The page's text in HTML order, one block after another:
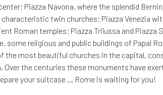
И УСЛУГ
Бронируй эту
Piazza Navona, where the splendid
twin churches; Piazza Venezia
Roman temples; Piazza Trilussa and Piazza
religious and public buildings of Papal
the most beautiful churches in the capital,
the centuries these monuments have
your suitcase … Rome is waiting for you!